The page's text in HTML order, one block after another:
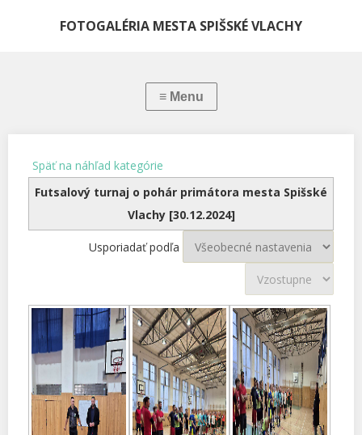
FOTOGALÉRIA MESTA SPIŠSKÉ VLACHY
Späť na náhľad kategórie
Futsalový turnaj o pohár primátora mesta Spišské
Vlachy [30.12.2024]
Usporiadať podľa